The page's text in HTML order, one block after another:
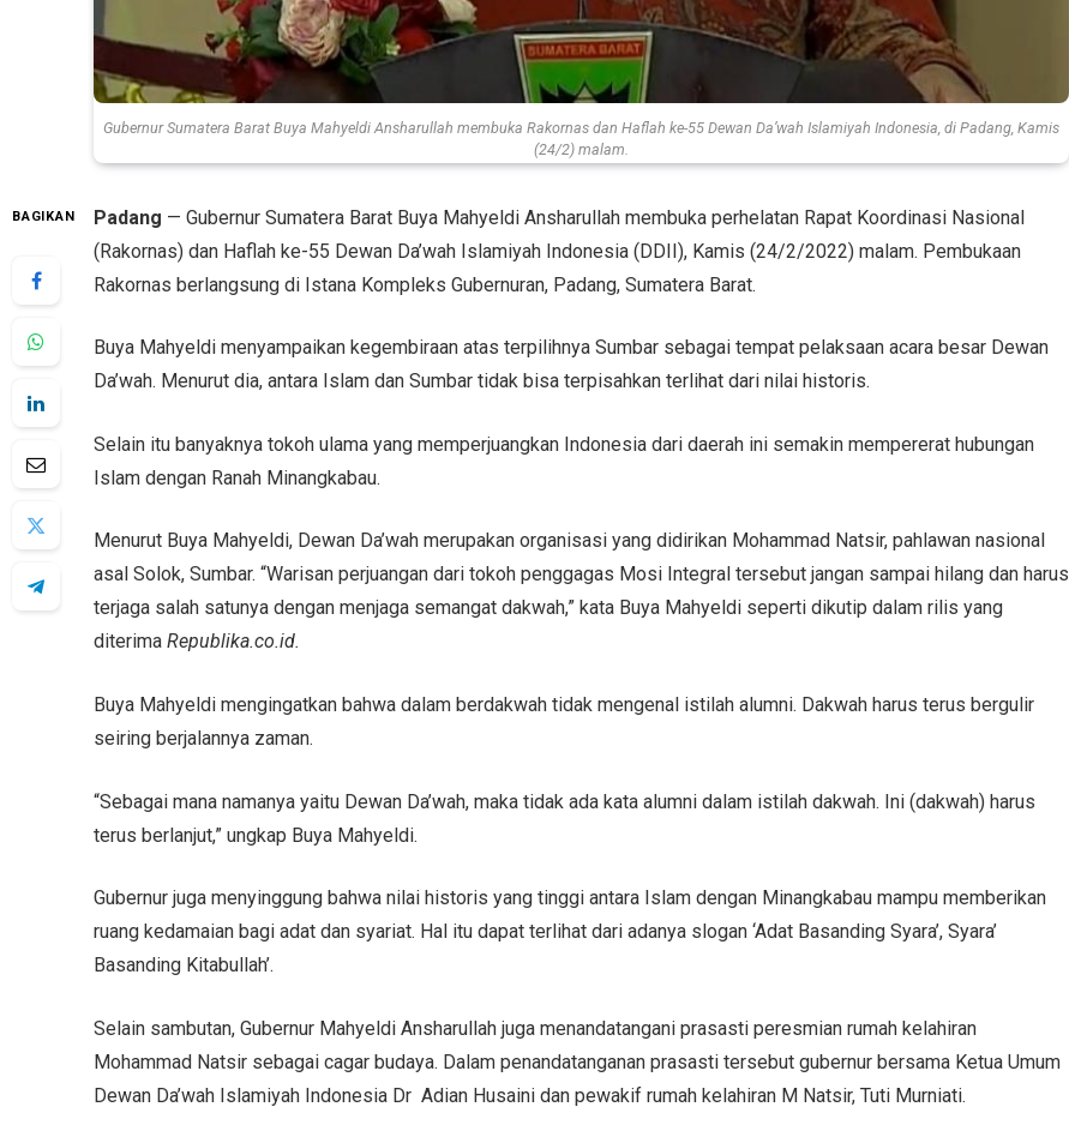
Gubernur Sumatera Barat Buya Mahyeldi Ansharullah membuka Rakornas dan Haflah ke-55 Dewan Da’wah Islamiyah Indonesia, di Padang, Kamis
(24/2) malam.
BAGIKAN Padang — Gubernur Sumatera Barat Buya Mahyeldi Ansharullah membuka perhelatan Rapat Koordinasi Nasional
(Rakornas) dan Haflah ke-55 Dewan Da’wah Islamiyah Indonesia (DDII), Kamis (24/2/2022) malam. Pembukaan
Rakornas berlangsung di Istana Kompleks Gubernuran, Padang, Sumatera Barat.
Buya Mahyeldi menyampaikan kegembiraan atas terpilihnya Sumbar sebagai tempat pelaksaan acara besar Dewan
Da’wah. Menurut dia, antara Islam dan Sumbar tidak bisa terpisahkan terlihat dari nilai historis.
Selain itu banyaknya tokoh ulama yang memperjuangkan Indonesia dari daerah ini semakin mempererat hubungan
Islam dengan Ranah Minangkabau.
Menurut Buya Mahyeldi, Dewan Da’wah merupakan organisasi yang didirikan Mohammad Natsir, pahlawan nasional
asal Solok, Sumbar. “Warisan perjuangan dari tokoh penggagas Mosi Integral tersebut jangan sampai hilang dan harus
terjaga salah satunya dengan menjaga semangat dakwah,” kata Buya Mahyeldi seperti dikutip dalam rilis yang
diterima Republika.co.id.
Buya Mahyeldi mengingatkan bahwa dalam berdakwah tidak mengenal istilah alumni. Dakwah harus terus bergulir
seiring berjalannya zaman.
“Sebagai mana namanya yaitu Dewan Da’wah, maka tidak ada kata alumni dalam istilah dakwah. Ini (dakwah) harus
terus berlanjut,” ungkap Buya Mahyeldi.
Gubernur juga menyinggung bahwa nilai historis yang tinggi antara Islam dengan Minangkabau mampu memberikan
ruang kedamaian bagi adat dan syariat. Hal itu dapat terlihat dari adanya slogan ‘Adat Basanding Syara’, Syara’
Basanding Kitabullah’.
Selain sambutan, Gubernur Mahyeldi Ansharullah juga menandatangani prasasti peresmian rumah kelahiran
Mohammad Natsir sebagai cagar budaya. Dalam penandatanganan prasasti tersebut gubernur bersama Ketua Umum
Dewan Da’wah Islamiyah Indonesia Dr Adian Husaini dan pewakif rumah kelahiran M Natsir, Tuti Murniati.